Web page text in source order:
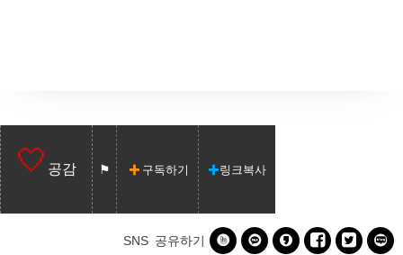
공감 구독하기 링크복사
SNS 공유하기      